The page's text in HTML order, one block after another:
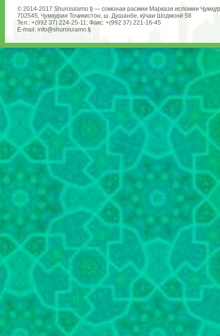
© 2014-2017 Shuroiulamo.tj — сомонаи расмии Маркази исломии
702545, Ҷумҳурии Тоҷикистон, ш. Душанбе, кӯчаи Шодмонӣ 58
Тел.: +(992 37) 224-25-11; Факс: +(992 37) 221-16-45
E-mail: info@shuroiulamo.tj